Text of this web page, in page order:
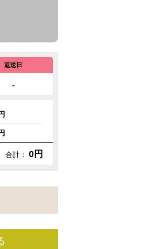
返送日
-
合計： 0円